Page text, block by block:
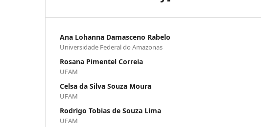
Ana Lohanna Damasceno Rabelo
Universidade Federal do Amazonas
Rosana Pimentel Correia
UFAM
Celsa da Silva Souza Moura
UFAM
Rodrigo Tobias de Souza Lima
UFAM